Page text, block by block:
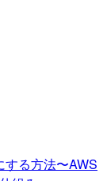
する方法〜AWS